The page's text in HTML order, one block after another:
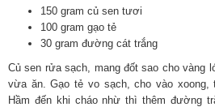
150 gram củ sen tươi
100 gram gạo tẻ
30 gram đường cát trắng
Củ sen rửa sạch, mang đốt sao cho vàng
vừa ăn. Gạo tẻ vo sạch, cho vào xoong,
Hầm đến khi cháo nhừ thì thêm đường